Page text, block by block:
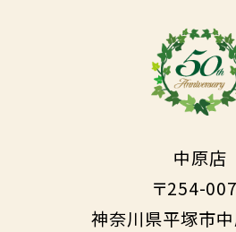
中原店
〒254-
神奈川県平塚市